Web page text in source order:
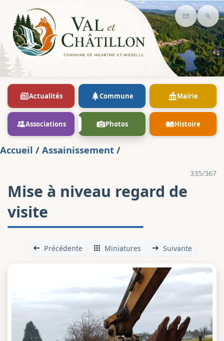
Contact
Actualités Commune Mairie
Associations Photos Histoire
Accueil / Assainissement /
335/367
Mise à niveau regard de
visite
Précédente Miniatures Suivante